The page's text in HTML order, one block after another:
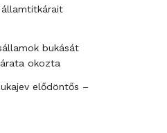
államtitkárait
bukását
okozta
elődöntős –